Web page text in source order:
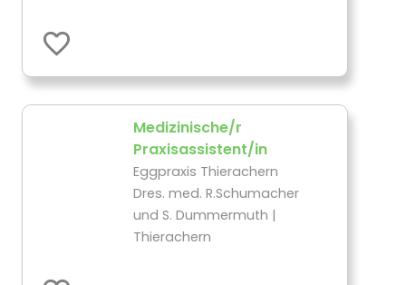
Medizinische/r
Praxisassistent/in
Eggpraxis Thierachern
Dres. med. R.Schumacher
und S. Dummermuth |
Thierachern